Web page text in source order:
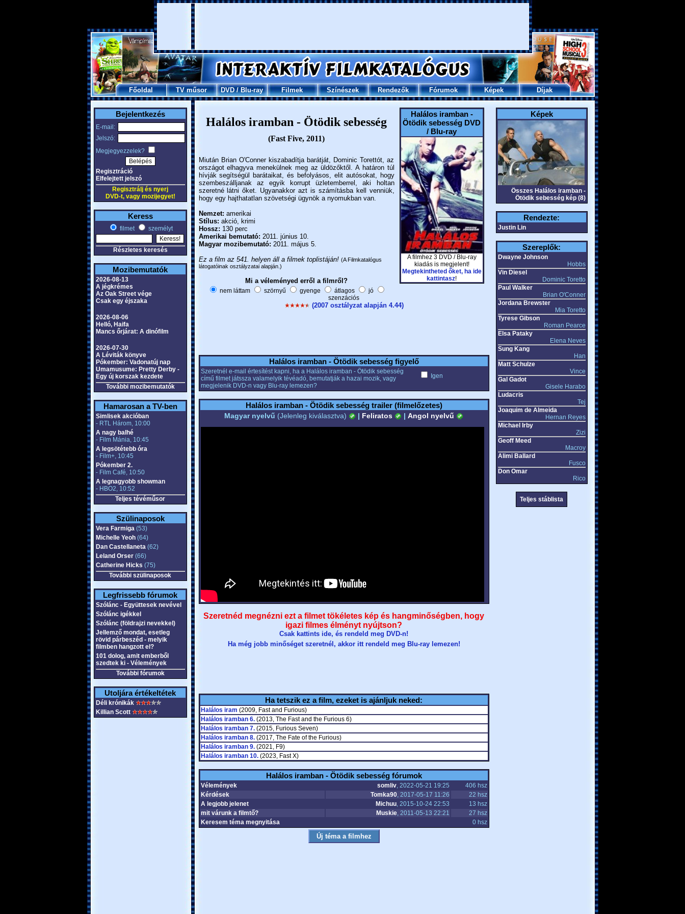
Főoldal TV műsor DVD/Blu-ray Filmek Színészek Rendezők Fórumok Képek Díjak
Bejelentkezés
E-mail:
Jelszó:
Megjegyezzelek?
Regisztráció
Elfelejtett jelszó
Regisztrálj és nyerj
DVD-t, vagy mozijegyet!
Keress
filmet személyt
Részletes keresés
Mozibemutatók
2026-08-13
A jégkrémes
Az Oak Street vége
Csak egy éjszaka
2026-08-06
Helló, Haifa
Mancs őrjárat: A dinófilm
2026-07-30
A Léviták könyve
Pókember: Vadonatúj nap
Umamusume: Pretty Derby -
Egy új korszak kezdete
További mozibemutatók
Hamarosan a TV-ben
Simlisek akcióban
- RTL Három, 10:00
A nagy balhé
- Film Mánia, 10:45
A legsötétebb óra
- Film+, 10:45
Pókember 2.
- Film Café, 10:50
A legnagyobb showman
- HBO2, 10:52
Teljes tévéműsor
Szülinaposok
Vera Farmiga(53)
Michelle Yeoh(64)
Dan Castellaneta(62)
Leland Orser(66)
Catherine Hicks (75)
További szülinaposok
Legfrissebb fórumok
Szólánc - Együttesek nevével
Szólánc igékkel
Szólánc (földrajzi nevekkel)
Jellemző mondat, esetleg
rövid párbeszéd - melyik
filmben hangzott el?
101 dolog, amit emberből
szedtek ki - Vélemények
További fórumok
Utoljára értékeltétek
Déli krónikák
Killian Scott
Halálos iramban -
Ötödik sebesség DVD
/ Blu-ray
A filmhez 3 DVD / Blu-ray
kiadás is megjelent!
Megtekintheted őket, ha ide
kattintasz!
Halálos iramban - Ötödik sebesség
(Fast Five, 2011)
Miután Brian O'Conner kiszabadítja barátját, Dominic Torettót, az
országot elhagyva menekülnek meg az üldözőktől. A határon túl
hívják segítségül barátaikat, és befolyásos, elit autósokat, hogy
szembeszálljanak az egyik korrupt üzletemberrel, aki holtan
szeretné látni őket. Ugyanakkor azt is számításba kell venniük,
hogy egy hajthatatlan szövetségi ügynök a nyomukban van.
Nemzet: amerikai
Stílus: akció, krimi
Hossz: 130 perc
Amerikai bemutató: 2011. június 10.
Magyar mozibemutató: 2011. május 5.
Ez a film az 541. helyen áll a filmek toplistáján! (A Filmkatalógus
látogatóinak osztályzatai alapján.)
Mi a véleményed erről a filmről?
nem láttam szörnyű gyenge átlagos
jó
szenzációs
(2007 osztályzat alapján 4.44)
Halálos iramban - Ötödik sebesség figyelő
Szeretnél e-mail értesítést kapni, ha a Halálos iramban - Ötödik sebesség
című filmet játssza valamelyik tévéadó, bemutatják a hazai mozik, vagy
megjelenik DVD-n vagy Blu-ray lemezen?
Igen
Halálos iramban - Ötödik sebesség trailer (filmelőzetes)
Magyar nyelvű (Jelenleg kiválasztva) | Feliratos | Angol nyelvű
Szeretnéd megnézni ezt a filmet tökéletes kép és hangminőségben, hogy
igazi filmes élményt nyújtson?
Csak kattints ide, és rendeld meg DVD-n!
Ha még jobb minőséget szeretnél, akkor itt rendeld meg Blu-ray lemezen!
Ha tetszik ez a film, ezeket is ajánljuk neked:
Halálos iram (2009, Fast and Furious)
Halálos iramban 6.(2013, The Fast and the Furious 6)
Halálos iramban 7.(2015, Furious Seven)
Halálos iramban 8.(2017, The Fate of the Furious)
Halálos iramban 9.(2021, F9)
Halálos iramban 10.(2023, Fast X)
Halálos iramban - Ötödik sebesség fórumok
Vélemények somliv, 2022-05-21 19:25
406 hsz
Kérdések
Tomka90, 2017-05-17 11:26
22 hsz
A legjobb jelenet
Michuu, 2015-10-24 22:53
13 hsz
mit várunk a filmtő?
Muskie, 2011-05-13 22:21
27 hsz
Keresem téma megnyitása
0 hsz
Képek
Összes Halálos iramban -
Ötödik sebesség kép (8)
Rendezte:
Justin Lin
Szereplők:
Dwayne Johnson
Hobbs
Vin Diesel
Dominic Toretto
Paul Walker
Brian O'Conner
Jordana Brewster
Mia Toretto
Tyrese Gibson
Roman Pearce
Elsa Pataky
Elena Neves
Sung Kang
Han
Matt Schulze
Vince
Gal Gadot
Gisele Harabo
Ludacris
Tej
Joaquim de Almeida
Hernan Reyes
Michael Irby
Zizi
Geoff Meed
Macroy
Alimi Ballard
Fusco
Don Omar
Rico
Teljes stáblista